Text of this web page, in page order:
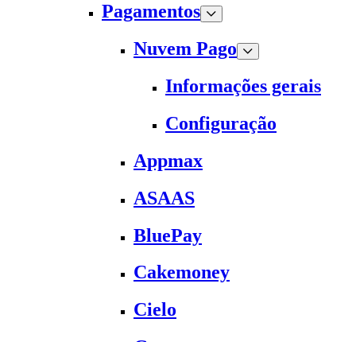
Pagamentos
Nuvem Pago
Informações gerais
Configuração
Appmax
ASAAS
BluePay
Cakemoney
Cielo